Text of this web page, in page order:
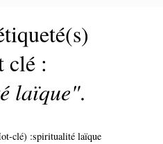
clé :
laïque".
clé) :spiritualité laïque